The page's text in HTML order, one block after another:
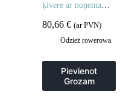
ķivere ar noņemamu
58 cm – rozā truša
forma
80,66 € (ar PVN)
Odzież rowerowa
Pievienot
Grozam